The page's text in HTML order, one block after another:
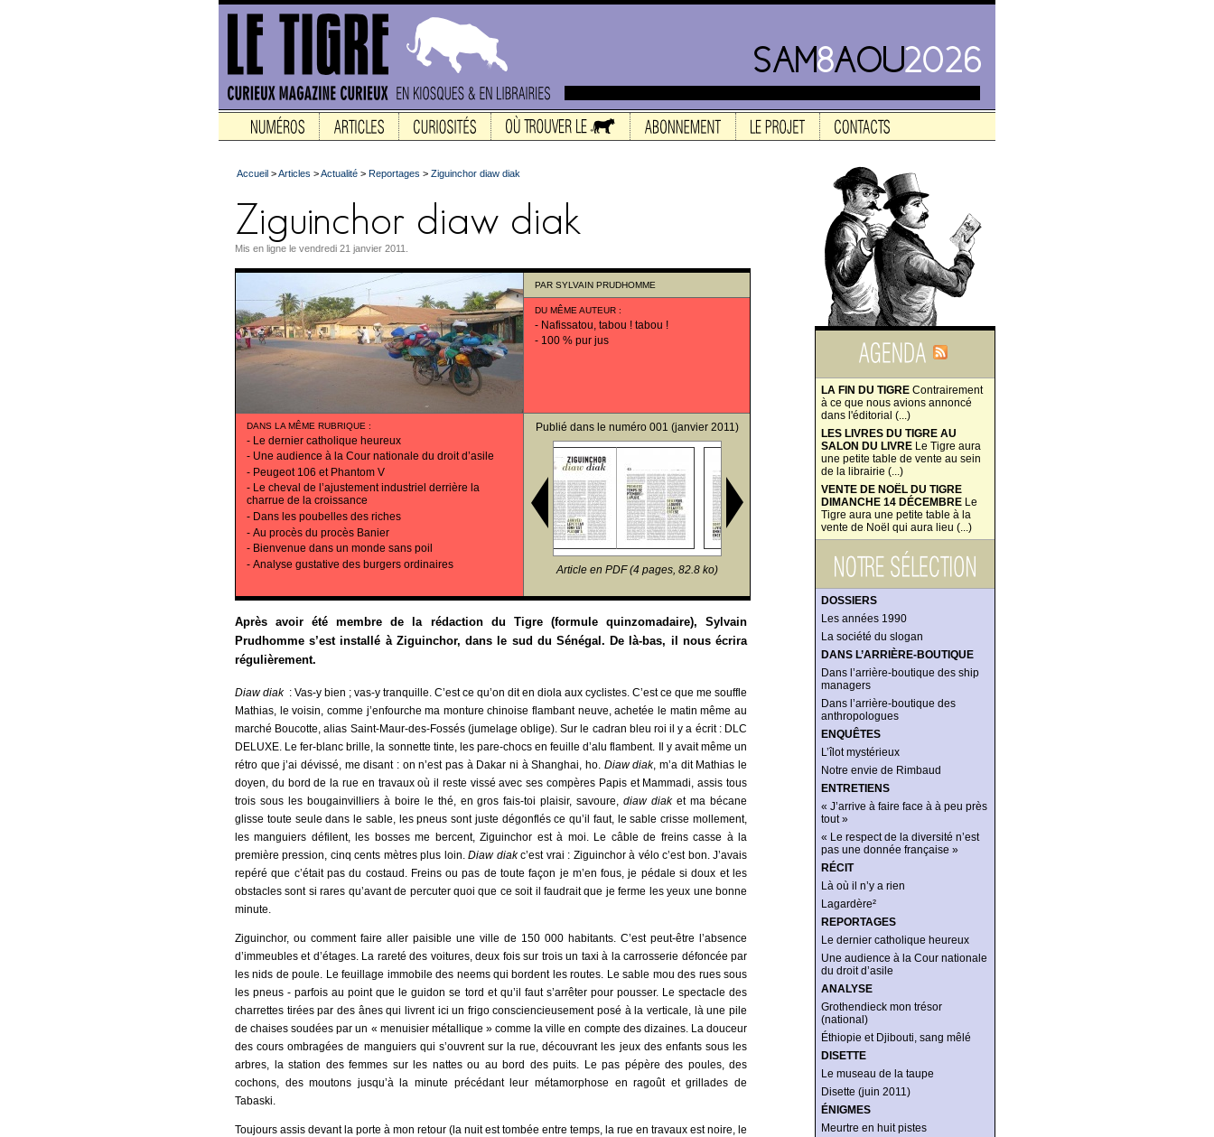
LA FIN DU TIGRE Contrairement
à ce que nous avions annoncé
dans l'éditorial (...)
LES LIVRES DU TIGRE AU
SALON DU LIVRE Le Tigre aura
une petite table de vente au sein
de la librairie (...)
VENTE DE NOËL DU TIGRE
DIMANCHE 14 DÉCEMBRE Le
Tigre aura une petite table à la
vente de Noël qui aura lieu (...)
DOSSIERS
Les années 1990
La société du slogan
DANS L’ARRIÈRE-BOUTIQUE
Dans l’arrière-boutique des ship
managers
Dans l’arrière-boutique des
anthropologues
ENQUÊTES
L’îlot mystérieux
Notre envie de Rimbaud
ENTRETIENS
« J’arrive à faire face à à peu près
tout »
« Le respect de la diversité n’est
pas une donnée française »
RÉCIT
Là où il n’y a rien
Lagardère²
REPORTAGES
Le dernier catholique heureux
Une audience à la Cour nationale
du droit d’asile
ANALYSE
Grothendieck mon trésor
(national)
Éthiopie et Djibouti, sang mêlé
DISETTE
Le museau de la taupe
Disette (juin 2011)
ÉNIGMES
Meurtre en huit pistes
Accueil >Articles >Actualité > Reportages > Ziguinchor diaw diak
Mis en ligne le vendredi 21 janvier 2011.
PAR SYLVAIN PRUDHOMME
DU MÊME AUTEUR :
- Nafissatou, tabou ! tabou !
- 100 % pur jus
DANS LA MÊME RUBRIQUE :
- Le dernier catholique heureux
- Une audience à la Cour nationale du droit d’asile
- Peugeot 106 et Phantom V
- Le cheval de l’ajustement industriel derrière la
charrue de la croissance
- Dans les poubelles des riches
- Au procès du procès Banier
- Bienvenue dans un monde sans poil
- Analyse gustative des burgers ordinaires
Publié dans le numéro 001 (janvier 2011)
Article en PDF (4 pages, 82.8 ko)
Après avoir été membre de la rédaction du Tigre (formule quinzomadaire), Sylvain
Prudhomme s’est installé à Ziguinchor, dans le sud du Sénégal. De là-bas, il nous écrira
régulièrement.
Diaw diak : Vas-y bien ; vas-y tranquille. C’est ce qu’on dit en diola aux cyclistes. C’est ce que me souffle
Mathias, le voisin, comme j’enfourche ma monture chinoise flambant neuve, achetée le matin même au
marché Boucotte, alias Saint-Maur-des-Fossés (jumelage oblige). Sur le cadran bleu roi il y a écrit : DLC
DELUXE. Le fer-blanc brille, la sonnette tinte, les pare-chocs en feuille d’alu flambent. Il y avait même un
rétro que j’ai dévissé, me disant : on n’est pas à Dakar ni à Shanghai, ho. Diaw diak, m’a dit Mathias le
doyen, du bord de la rue en travaux où il reste vissé avec ses compères Papis et Mammadi, assis tous
trois sous les bougainvilliers à boire le thé, en gros fais-toi plaisir, savoure,diaw diaket ma bécane
glisse toute seule dans le sable, les pneus sont juste dégonflés ce qu’il faut, le sable crisse mollement,
les manguiers défilent, les bosses me bercent, Ziguinchor est à moi. Le câble de freins casse à la
première pression, cinq cents mètres plus loin.Diaw diakc’est vrai : Ziguinchor à vélo c’est bon. J’avais
repéré que c’était pas du costaud. Freins ou pas de toute façon je m’en fous, je pédale si doux et les
obstacles sont si rares qu’avant de percuter quoi que ce soit il faudrait que je ferme les yeux une bonne
minute.
Ziguinchor, ou comment faire aller paisible une ville de 150 000 habitants. C’est peut-être l’absence
d’immeubles et d’étages. La rareté des voitures, deux fois sur trois un taxi à la carrosserie défoncée par
les nids de poule. Le feuillage immobile des neems qui bordent les routes. Le sable mou des rues sous
les pneus - parfois au point que le guidon se tord et qu’il faut s’arrêter pour pousser. Le spectacle des
charrettes tirées par des ânes qui livrent ici un frigo consciencieusement posé à la verticale, là une pile
de chaises soudées par un « menuisier métallique » comme la ville en compte des dizaines. La douceur
des cours ombragées de manguiers qui s’ouvrent sur la rue, découvrant les jeux des enfants sous les
arbres, la station des femmes sur les nattes ou au bord des puits. Le pas pépère des poules, des
cochons, des moutons jusqu’à la minute précédant leur métamorphose en ragoût et grillades de
Tabaski.
Toujours assis devant la porte à mon retour (la nuit est tombée entre temps, la rue en travaux est noire, le